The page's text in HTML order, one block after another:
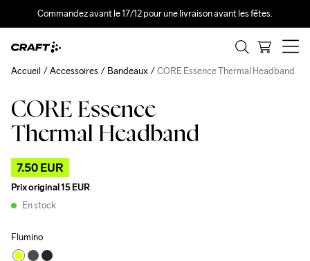
Commandez avant le 17/12 pour une livraison avant les fêtes.
CORE Essence
Thermal Headband
7.50 EUR
Prix original15 EUR
En stock
Flumino
Accueil Accessoires Bandeaux CORE Essence Thermal Headband
Outlet